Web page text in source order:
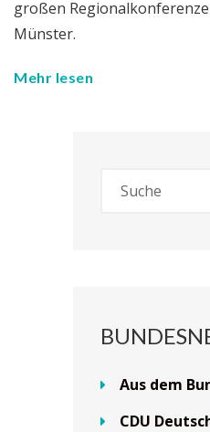
großen
Münster.
Mehr lesen
Aus dem
CDU